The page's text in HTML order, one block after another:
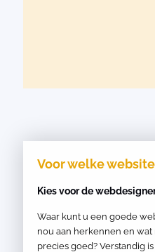
Voor welke
Kies voor de
Waar kunt u een goede
nou aan herkennen en
precies goed? Verstandig